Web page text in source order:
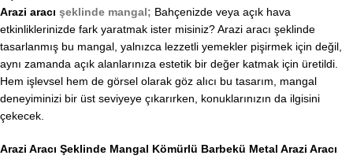
Arazi aracı şeklinde mangal; Bahçenizde veya açık hava
etkinliklerinizde fark yaratmak ister misiniz? Arazi aracı şeklinde
tasarlanmış bu mangal, yalnızca lezzetli yemekler pişirmek için değil,
aynı zamanda açık alanlarınıza estetik bir değer katmak için üretildi.
Hem işlevsel hem de görsel olarak göz alıcı bu tasarım, mangal
deneyiminizi bir üst seviyeye çıkarırken, konuklarınızın da ilgisini
çekecek.
Arazi Aracı Şeklinde Mangal Kömürlü Barbekü Metal Arazi Aracı